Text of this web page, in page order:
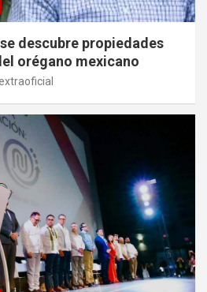
descubre propiedades
orégano mexicano